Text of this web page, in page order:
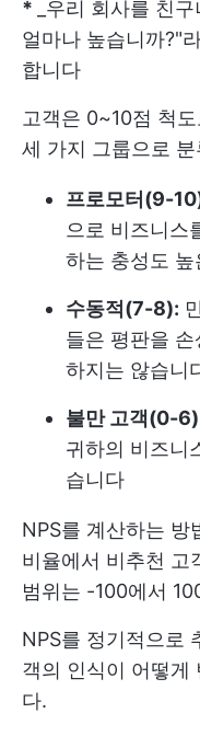
*
_우리 회사를 친
얼마나 높습니까?"
합니다
고객은 0~10점 척
세 가지 그룹으로
프로모터(9-
으로 비즈니스
하는 충성도
수동적(7-8):
들은 평판을
하지는 않습니
불만 고객(0-
귀하의 비즈니
습니다
NPS를 계산하는 방
비율에서 비추천 고
범위는 -100에서
NPS를 정기적으로
객의 인식이 어떻게
다.